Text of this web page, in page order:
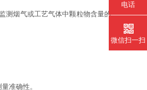
测烟气或工艺气体中颗粒物含量的
准确性。
电话
微信扫一扫